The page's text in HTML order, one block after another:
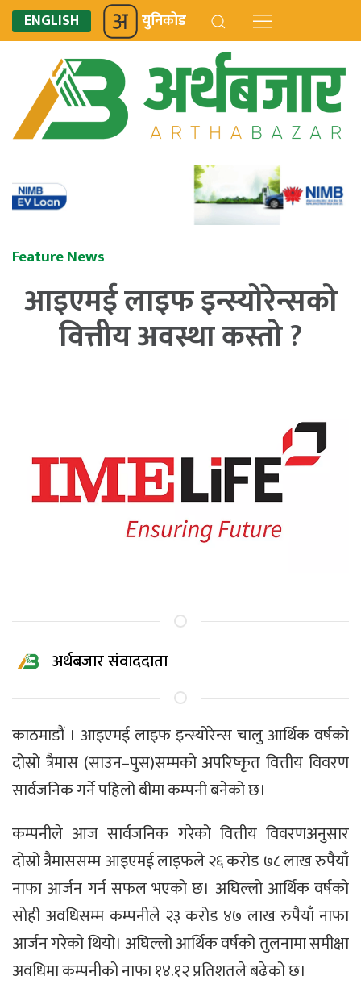
ENGLISH युनिकोड
Feature News
आइएमई लाइफ इन्स्योरेन्सको
वित्तीय अवस्था कस्तो ?
अर्थबजार संवाददाता
काठमाडौं । आइएमई लाइफ इन्स्योरेन्स चालु आर्थिक वर्षको
दोस्रो त्रैमास (साउन–पुस)सम्मको अपरिष्कृत वित्तीय विवरण
सार्वजनिक गर्ने पहिलो बीमा कम्पनी बनेको छ।
कम्पनीले आज सार्वजनिक गरेको वित्तीय विवरणअनुसार
दोस्रो त्रैमाससम्म आइएमई लाइफले २६ करोड ७८ लाख रुपैयाँ
नाफा आर्जन गर्न सफल भएको छ। अघिल्लो आर्थिक वर्षको
सोही अवधिसम्म कम्पनीले २३ करोड ४७ लाख रुपैयाँ नाफा
आर्जन गरेको थियो। अघिल्लो आर्थिक वर्षको तुलनामा समीक्षा
अवधिमा कम्पनीको नाफा १४.१२ प्रतिशतले बढेको छ।